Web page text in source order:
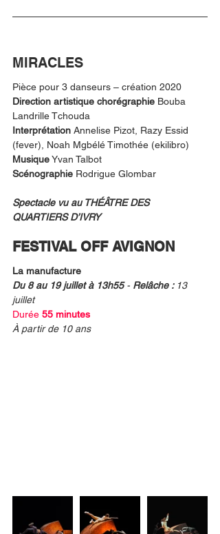
MIRACLES
Pièce pour 3 danseurs – création 2020
Direction artistique chorégraphie Bouba
Landrille Tchouda
Interprétation Annelise Pizot, Razy Essid
(fever), Noah Mgbélé Timothée (ekilibro)
Musique Yvan Talbot
Scénographie Rodrigue Glombar
Spectacle vu au THÉÂTRE DES
QUARTIERS D’IVRY
FESTIVAL OFF AVIGNON
La manufacture
Du 8 au 19 juillet à 13h55 - Relâche : 13
juillet
Durée 55 minutes
À partir de 10 ans